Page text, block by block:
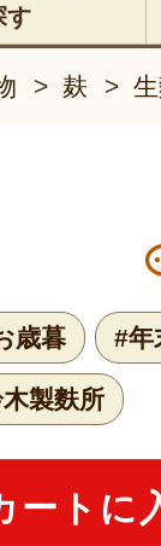
す
> 麸 >
歳暮 #年
製麩所
ートに